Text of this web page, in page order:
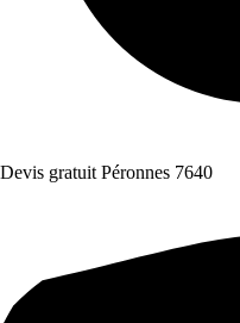
Devis gratuit Péronnes 7640